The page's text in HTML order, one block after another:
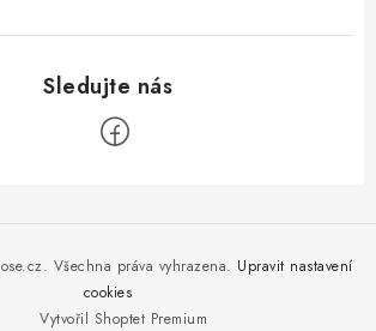
Vytvořil Shoptet Premium
. Všechna práva vyhrazena. Upravit nastavení
cookies